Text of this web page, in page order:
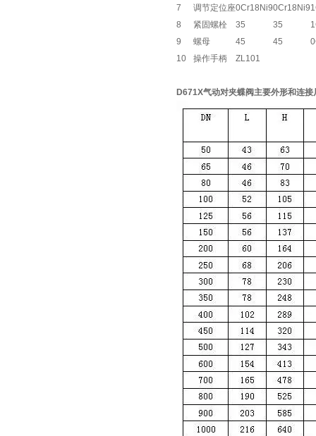
7
调节定位座0Cr18Ni90Cr18Ni9
8
紧固螺栓 35 35
9
螺母 45 45
10
操作手柄 ZL101
D671X气动对夹蝶阀主要外形和连接